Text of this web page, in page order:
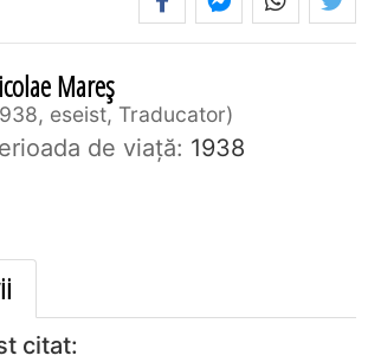
Mareș
eseist, Traducator
de viaţă: 1938
citat: